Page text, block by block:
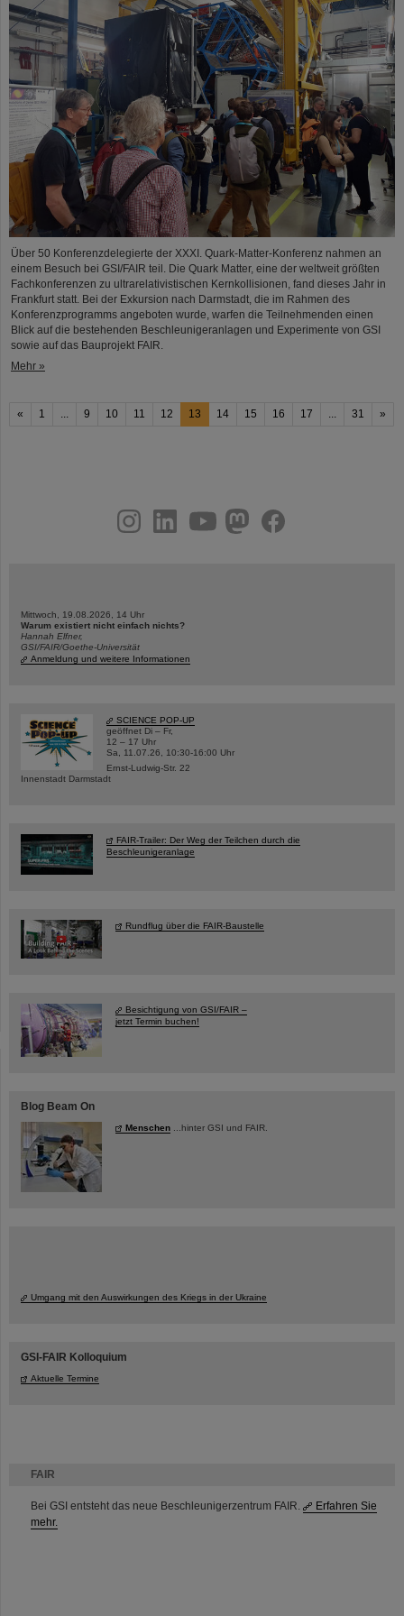
FAIR
Bei GSI entsteht das neue Beschleunigerzentrum FAIR.
Erfahren Sie
mehr.
Über 50 Konferenzdelegierte der XXXI. Quark-Matter-Konferenz nahmen an
einem Besuch bei GSI/FAIR teil. Die Quark Matter, eine der weltweit größten
Fachkonferenzen zu ultrarelativistischen Kernkollisionen, fand dieses Jahr in
Frankfurt statt. Bei der Exkursion nach Darmstadt, die im Rahmen des
Konferenzprogramms angeboten wurde, warfen die Teilnehmenden einen
Blick auf die bestehenden Beschleunigeranlagen und Experimente von GSI
sowie auf das Bauprojekt FAIR.
Mehr »
« 1 ... 9 10 11 12 13 14 15 16 17 ... 31 »
youtubehelmholtz.socialfacebook
Mittwoch, 19.08.2026, 14 Uhr
Warum existiert nicht einfach nichts?
Hannah Elfner,
GSI/FAIR/Goethe-Universität
Anmeldung und weitere Informationen
SCIENCE POP-UP
geöffnet Di – Fr,
12 – 17 Uhr
Sa, 11.07.26, 10:30-16:00 Uhr
Ernst-Ludwig-Str. 22
Innenstadt Darmstadt
FAIR-Trailer: Der Weg der Teilchen durch die
Beschleunigeranlage
Rundflug über die FAIR-Baustelle
Besichtigung von GSI/FAIR –
jetzt Termin buchen!
Blog Beam On
Menschen ...hinter GSI und FAIR.
Umgang mit den Auswirkungen des Kriegs in der Ukraine
GSI-FAIR Kolloquium
Aktuelle Termine